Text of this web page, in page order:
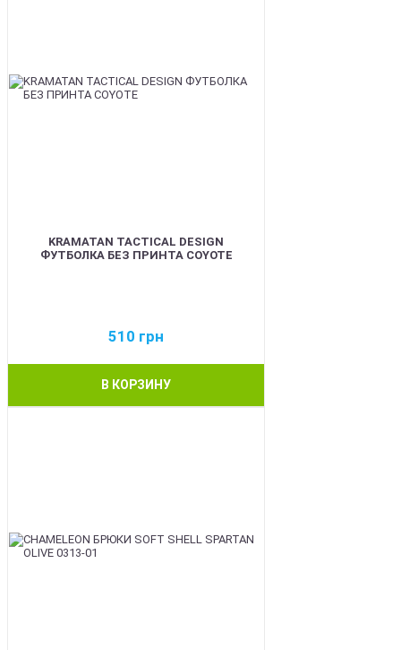
KRAMATAN TACTICAL DESIGN
ФУТБОЛКА БЕЗ ПРИНТА COYOTE
510 грн
В КОРЗИНУ